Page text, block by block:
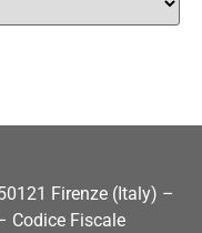
Firenze (Italy) –
Codice Fiscale